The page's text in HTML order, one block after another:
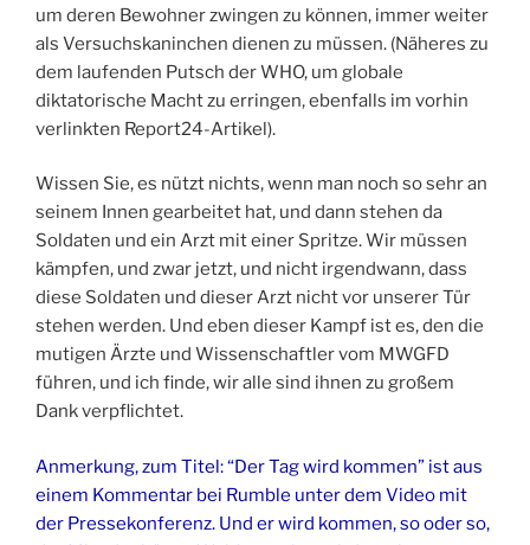
um deren Bewohner zwingen zu können, immer weiter
als Versuchskaninchen dienen zu müssen. (Näheres zu
dem laufenden Putsch der WHO, um globale
diktatorische Macht zu erringen, ebenfalls im vorhin
verlinkten Report24-Artikel).
Wissen Sie, es nützt nichts, wenn man noch so sehr an
seinem Innen gearbeitet hat, und dann stehen da
Soldaten und ein Arzt mit einer Spritze. Wir müssen
kämpfen, und zwar jetzt, und nicht irgendwann, dass
diese Soldaten und dieser Arzt nicht vor unserer Tür
stehen werden. Und eben dieser Kampf ist es, den die
mutigen Ärzte und Wissenschaftler vom MWGFD
führen, und ich finde, wir alle sind ihnen zu großem
Dank verpflichtet.
Anmerkung, zum Titel: “Der Tag wird kommen” ist aus
einem Kommentar bei Rumble unter dem Video mit
der Pressekonferenz. Und er wird kommen, so oder so,